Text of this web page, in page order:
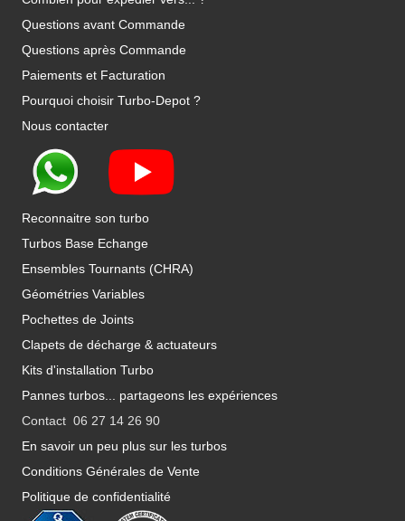
Questions avant Commande
Questions après Commande
Paiements et Facturation
Pourquoi choisir Turbo-Depot ?
Nous contacter
Reconnaitre son turbo
Turbos Base Echange
Ensembles Tournants (CHRA)
Géométries Variables
Pochettes de Joints
Clapets de décharge & actuateurs
Kits d'installation Turbo
Pannes turbos... partageons les expériences
Contact 06 27 14 26 90
En savoir un peu plus sur les turbos
Conditions Générales de Vente
Politique de confidentialité